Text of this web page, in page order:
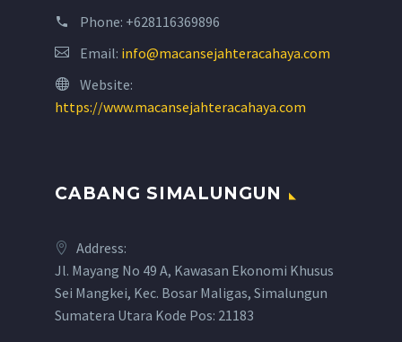
Phone: +628116369896
Email: info@macansejahteracahaya.com
Website:
https://www.macansejahteracahaya.com
CABANG SIMALUNGUN
Address:
Jl. Mayang No 49 A, Kawasan Ekonomi Khusus
Sei Mangkei, Kec. Bosar Maligas, Simalungun
Sumatera Utara Kode Pos: 21183